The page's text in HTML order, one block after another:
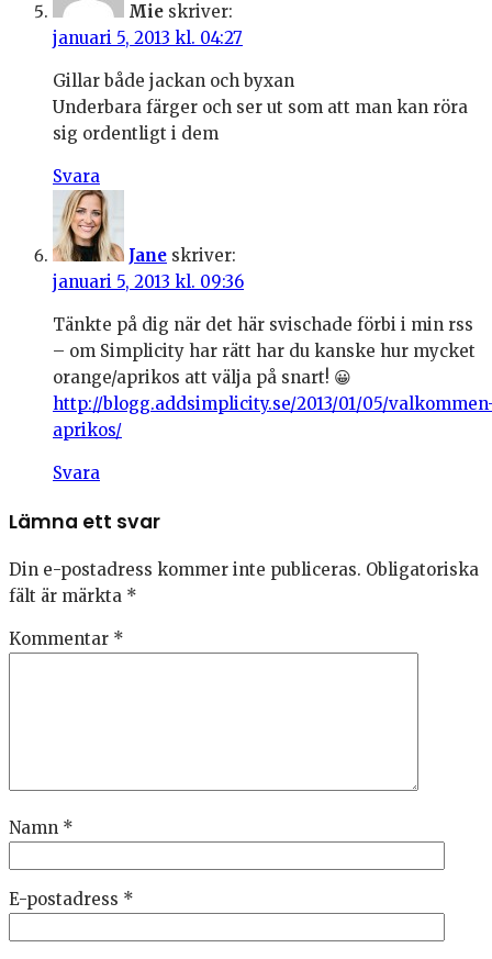
Mie skriver:
januari 5, 2013 kl. 04:27
Gillar både jackan och byxan
Underbara färger och ser ut som att man kan röra
sig ordentligt i dem
Svara
Jane skriver:
januari 5, 2013 kl. 09:36
Tänkte på dig när det här svischade förbi i min rss
– om Simplicity har rätt har du kanske hur mycket
orange/aprikos att välja på snart! 😀
http://blogg.addsimplicity.se/2013/01/05/
aprikos/
Svara
Lämna ett svar
Din e-postadress kommer inte publiceras. Obligatoriska
fält är märkta *
Kommentar *
Namn *
E-postadress *